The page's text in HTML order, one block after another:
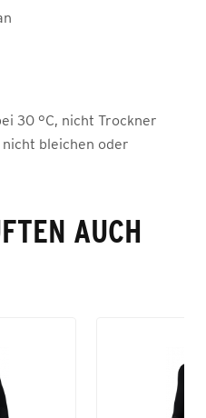
30 °C, nicht Trockner
nicht bleichen oder
AUCH